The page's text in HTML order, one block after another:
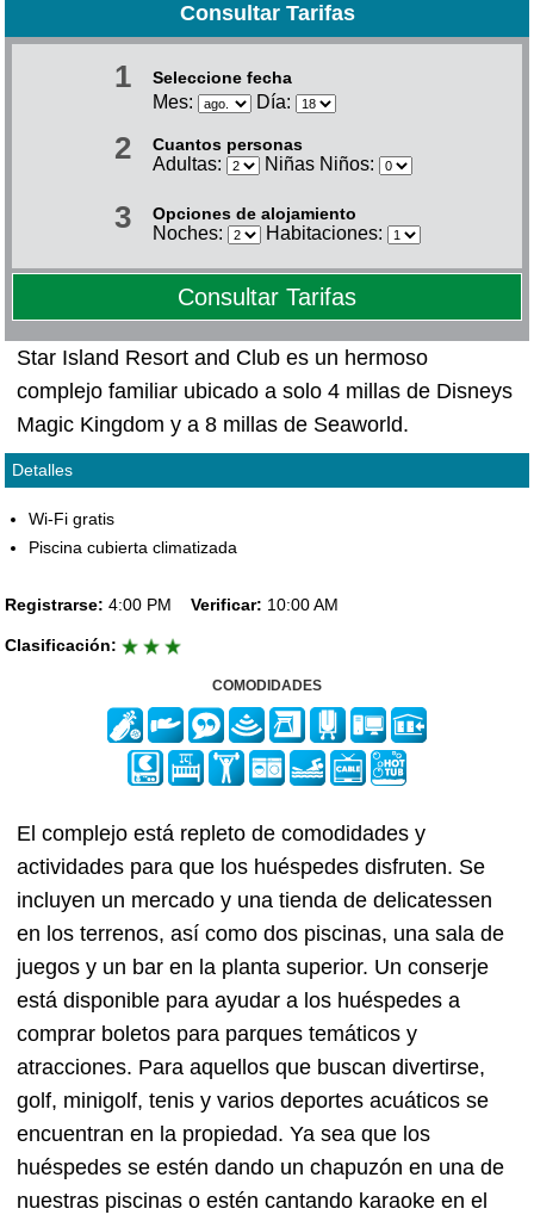
Consultar Tarifas
1 Seleccione fecha
Mes: Día:
2 Cuantos personas
Adultas: Niñas Niños:
3 Opciones de alojamiento
Noches: Habitaciones:
Consultar Tarifas
Star Island Resort and Club es un hermoso
complejo familiar ubicado a solo 4 millas de Disneys
Magic Kingdom y a 8 millas de Seaworld.
Detalles
Wi-Fi gratis
Piscina cubierta climatizada
Registrarse: 4:00 PM Verificar: 10:00 AM
Clasificación:
COMODIDADES
El complejo está repleto de comodidades y
actividades para que los huéspedes disfruten. Se
incluyen un mercado y una tienda de delicatessen
en los terrenos, así como dos piscinas, una sala de
juegos y un bar en la planta superior. Un conserje
está disponible para ayudar a los huéspedes a
comprar boletos para parques temáticos y
atracciones. Para aquellos que buscan divertirse,
golf, minigolf, tenis y varios deportes acuáticos se
encuentran en la propiedad. Ya sea que los
huéspedes se estén dando un chapuzón en una de
nuestras piscinas o estén cantando karaoke en el